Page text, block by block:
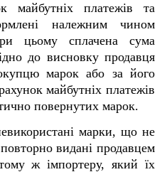
майбутніх платежів та
належним чином
цьому сплачена сума
до висновку продавця
марок або за його
майбутніх платежів
повернутих марок.
марки, що не
видані продавцем
ж імпортеру, який їх